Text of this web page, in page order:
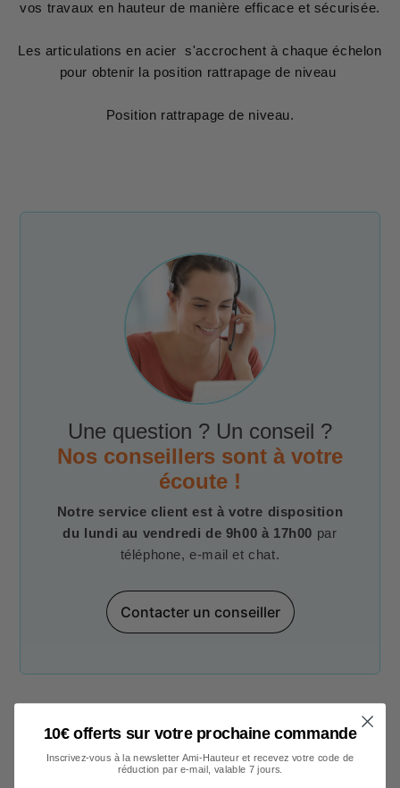
vos travaux en hauteur de manière efficace et sécurisée.
Les articulations en acier s'accrochent à chaque échelon
pour obtenir la position rattrapage de niveau
Position rattrapage de niveau.
Une question ? Un conseil ?
Nos conseillers sont à votre
écoute !
Notre service client est à votre disposition
du lundi au vendredi de 9h00 à 17h00 par
téléphone, e-mail et chat.
Contacter un conseiller
Echelles transformables
10€ offerts sur votre prochaine commande
Inscrivez-vous à la newsletter Ami-Hauteur et recevez votre code de
réduction par e-mail, valable 7 jours.